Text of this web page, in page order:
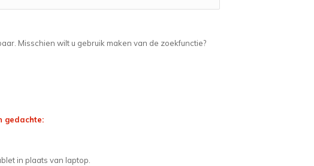
Misschien wilt u gebruik maken van de zoekfunctie?
gedachte:
in plaats van laptop.